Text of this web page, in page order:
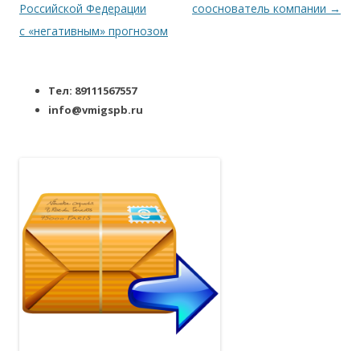
Российской Федерации
с «негативным» прогнозом
сооснователь компании →
Тел: 89111567557
info@vmigspb.ru